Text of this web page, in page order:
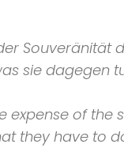
sie dagegen
expense of
they have to